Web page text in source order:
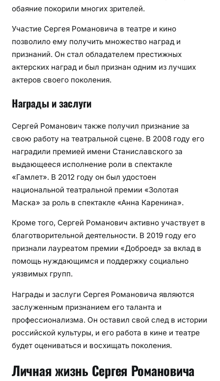
обаяние покорили многих зрителей.
Участие Сергея Романовича в театре и кино
позволило ему получить множество наград и
признаний. Он стал обладателем престижных
актерских наград и был признан одним из лучших
актеров своего поколения.
Награды и заслуги
Сергей Романович также получил признание за
свою работу на театральной сцене. В 2008 году его
наградили премией имени Станиславского за
выдающееся исполнение роли в спектакле
«Гамлет». В 2012 году он был удостоен
национальной театральной премии «Золотая
Маска» за роль в спектакле «Анна Каренина».
Кроме того, Сергей Романович активно участвует в
благотворительной деятельности. В 2019 году его
признали лауреатом премии «Доброед» за вклад в
помощь нуждающимся и поддержку социально
уязвимых групп.
Награды и заслуги Сергея Романовича являются
заслуженным признанием его таланта и
профессионализма. Он оставил свой след в истории
российской культуры, и его работа в кине и театре
будет оцениваться и восхищать поколения.
Личная жизнь Сергея Романовича